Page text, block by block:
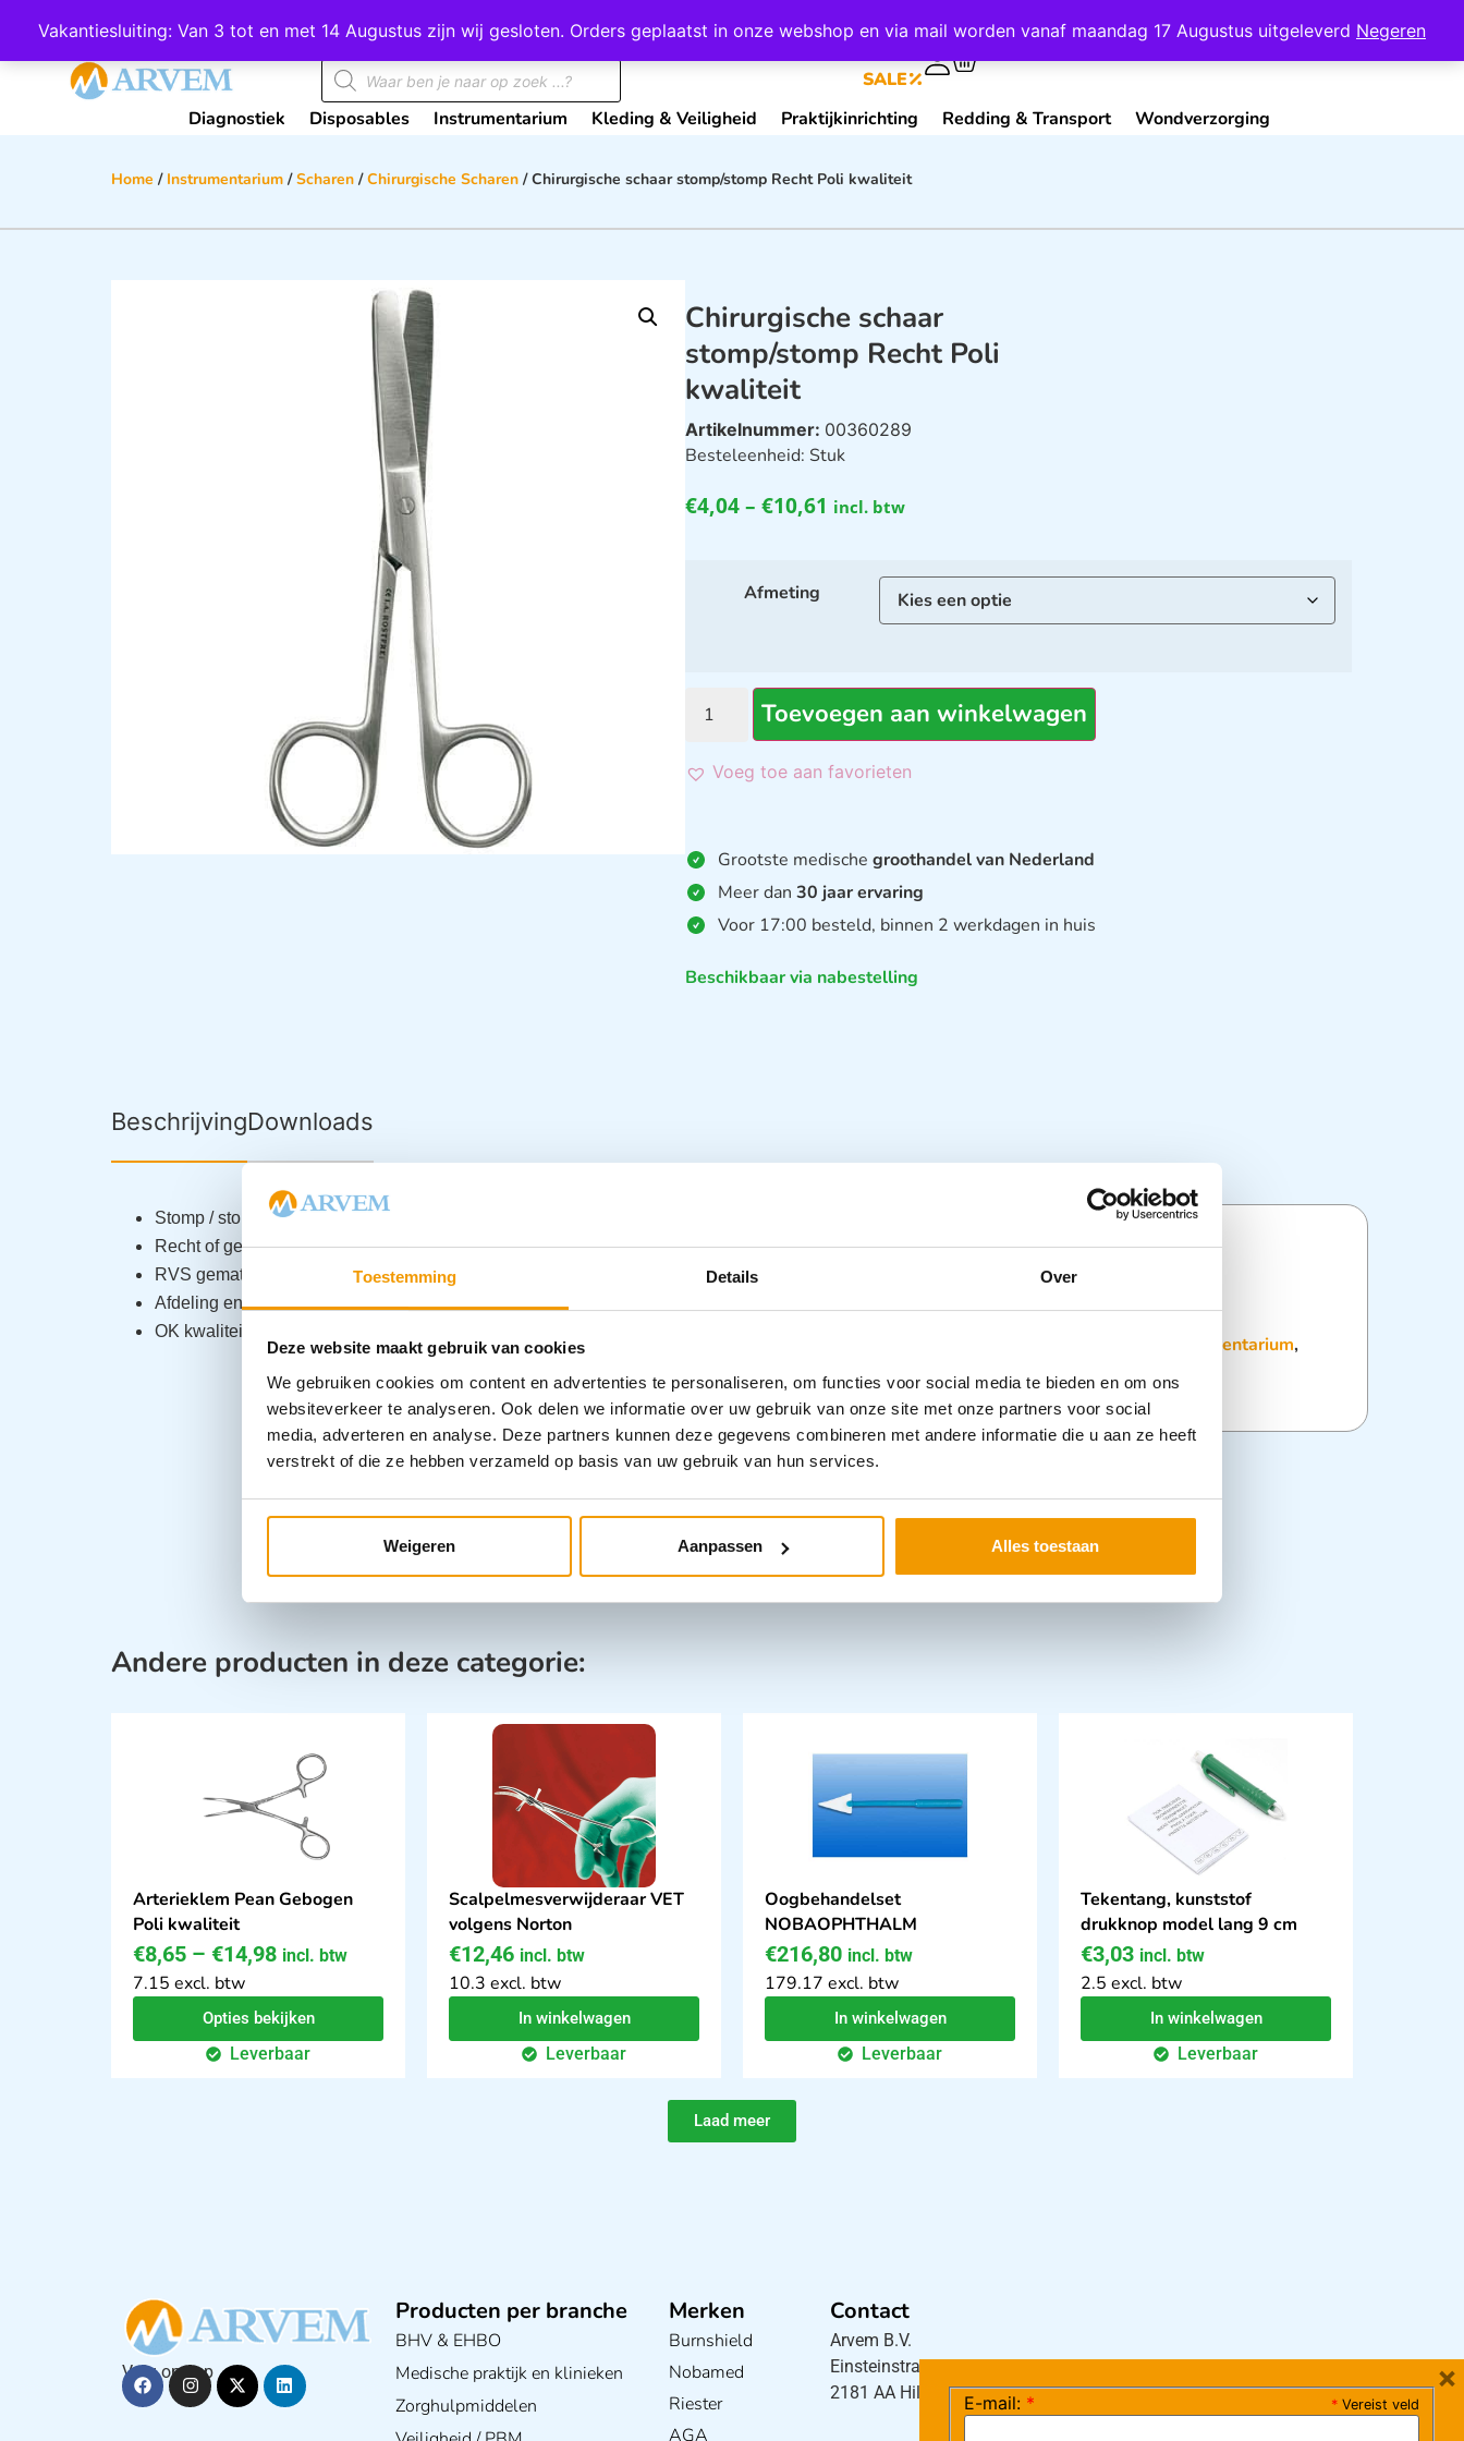
Toestemming Details Over
Deze website maakt gebruik van cookies
We gebruiken cookies om content en advertenties te personaliseren, om functies voor social media te bieden en om ons
websiteverkeer te analyseren. Ook delen we informatie over uw gebruik van onze site met onze partners voor social
media, adverteren en analyse. Deze partners kunnen deze gegevens combineren met andere informatie die u aan ze heeft
verstrekt of die ze hebben verzameld op basis van uw gebruik van hun services.
Weigeren Aanpassen Alles toestaan
Vakantiesluiting: Van 3 tot en met 14 Augustus zijn wij gesloten. Orders geplaatst in onze webshop en via mail worden vanaf maandag 17 Augustus uitgeleverd Negeren
Wij scoren een 4,8 op Google Mijn Account Contact
SALE
Diagnostiek Disposables Instrumentarium Kleding & Veiligheid Praktijkinrichting Redding & Transport Wondverzorging
Home / Instrumentarium /Scharen /Chirurgische Scharen / Chirurgische schaar stomp/stomp Recht Poli kwaliteit
Chirurgische schaar
stomp/stomp Recht Poli
kwaliteit
Artikelnummer: 00360289
Besteleenheid: Stuk
€4,04– €10,61 incl. btw
Afmeting
Toevoegen aan winkelwagen
Voeg toe aan favorieten
Grootste medischegroothandel van Nederland
Meer dan30 jaar ervaring
Voor 17:00 besteld, binnen 2 werkdagen in huis
Beschikbaar via nabestelling
BeschrijvingDownloads
Stomp / stomp
Recht of gebogen
RVS gematteerd
Afdeling en poliklinische kwaliteit
OK kwaliteit op aanvraag
Instrumentarium,
Andere producten in deze categorie:
Arterieklem Pean Gebogen
Poli kwaliteit
€8,65 – €14,98 incl. btw
7.15 excl. btw
Opties bekijken
Leverbaar
Scalpelmesverwijderaar VET
volgens Norton
€12,46 incl. btw
10.3 excl. btw
In winkelwagen
Leverbaar
Oogbehandelset
NOBAOPHTHALM
€216,80 incl. btw
179.17 excl. btw
In winkelwagen
Leverbaar
Tekentang, kunststof
drukknop model lang 9 cm
€3,03 incl. btw
2.5 excl. btw
In winkelwagen
Leverbaar
Laad meer
Volg ons op
Producten per branche
BHV & EHBO
Medische praktijk en klinieken
Zorghulpmiddelen
Merken
Burnshield
Nobamed
Riester
AGA
Contact
Arvem B.V.
Einsteinstraat 5
2181 AA Hillegom
* Vereist veld
E-mail: *
×